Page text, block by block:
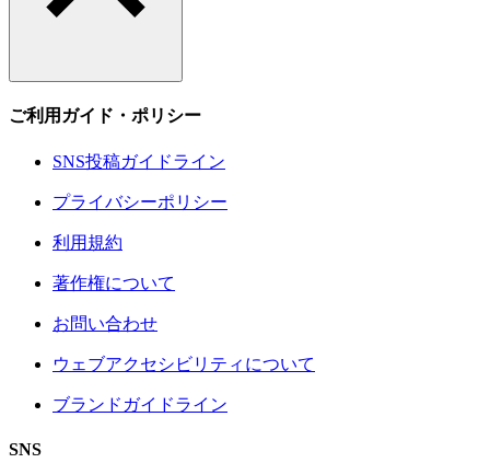
ご利用ガイド・ポリシー
SNS投稿ガイドライン
プライバシーポリシー
利用規約
著作権について
お問い合わせ
ウェブアクセシビリティについて
ブランドガイドライン
SNS